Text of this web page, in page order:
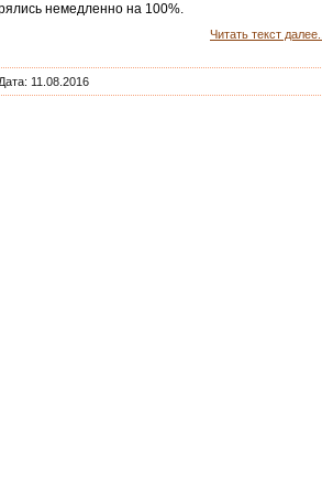
немедленно на 100%.
Читать текст далее...
Дата: 11.08.2016